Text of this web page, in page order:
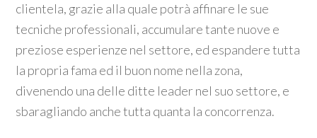
clientela, grazie alla quale potrà affinare le sue
tecniche professionali, accumulare tante nuove e
preziose esperienze nel settore, ed espandere tutta
la propria fama ed il buon nome nella zona,
divenendo una delle ditte leader nel suo settore, e
sbaragliando anche tutta quanta la concorrenza.